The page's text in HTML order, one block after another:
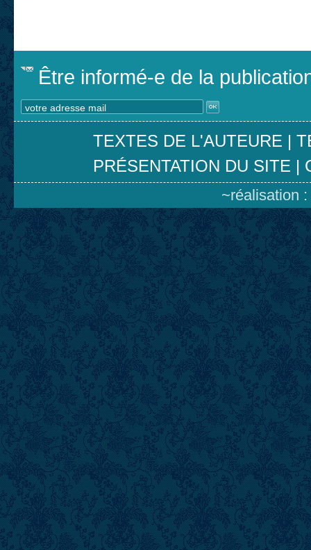
Être informé-e de la
TEXTES DE L'AUTEURE |
PRÉSENTATION DU SITE |
~réalisation